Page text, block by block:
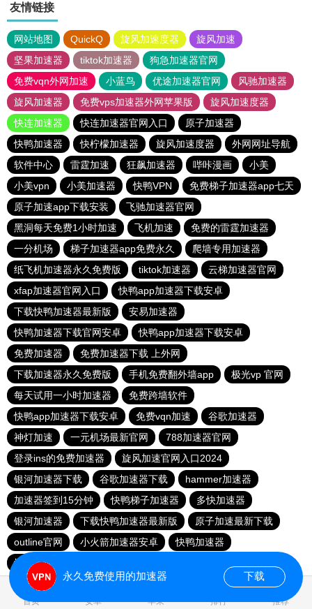
友情链接
网站地图 QuickQ 旋风加速度器
旋风加速
坚果加速器
tiktok加速器
狗急加速器官网
免费vqn外网加速
小蓝鸟 优途加速器官网
风驰加速器
旋风加速器
免费vps加速器外网苹果版
旋风加速度器
快连加速器
快连加速器官网入口
原子加速器
快鸭加速器
快柠檬加速器 旋风加速度器
外网网址导航
软件中心
雷霆加速 狂飙加速器 哔咔漫画
小美
小美vpn
小美加速器 快鸭VPN
免费梯子加速器app七天
原子加速app下载安装
飞驰加速器官网
黑洞每天免费1小时加速
飞机加速
免费的雷霆加速器
一分机场
梯子加速器app免费永久
爬墙专用加速器
纸飞机加速器永久免费版
tiktok加速器
云梯加速器官网
xfap加速器官网入口
快鸭app加速器下载安卓
下载快鸭加速器最新版
安易加速器
快鸭加速器下载官网安卓
快鸭app加速器下载安卓
免费加速器
免费加速器下载 上外网
下载加速器永久免费版
手机免费翻外墙app
极光vp 官网
每天试用一小时加速器
免费跨墙软件
快鸭app加速器下载安卓
免费vqn加速
谷歌加速器
神灯加速
一元机场最新官网
788加速器官网
登录ins的免费加速器
旋风加速官网入口2024
银河加速器下载
谷歌加速器下载
hammer加速器
加速器签到15分钟
快鸭梯子加速器
多快加速器
银河加速器
下载快鸭加速器最新版
原子加速最新下载
outline官网
小火箭加速器安卓
快鸭加速器
快鸭加速app下载官网
首页 安卓 苹果 排行 推荐
永久免费使用的加速器 下载
0.033579s